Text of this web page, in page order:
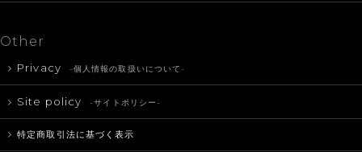
Other
Privacy -個人情報の取扱いについて-
Site policy -サイトポリシー-
特定商取引法に基づく表示